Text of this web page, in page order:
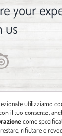
your
us
utilizziamo
il tuo consenso,
come
rifiutare o